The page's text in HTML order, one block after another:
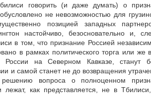
говорить (и даже думать) о
не невозможностью для
позицией западных
настойчиво, безосновательно и,
в том, что признание Россией
в рамках политического торга или же
на Северном Кавказе, станут
и самой станет не до возвращения
вопроса о полноценном
как представляется, не в